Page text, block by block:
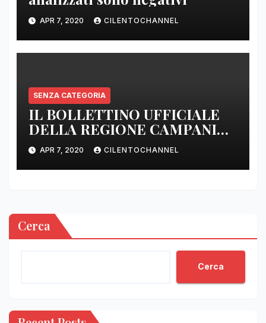
APR 7, 2020 CILENTOCHANNEL
SENZA CATEGORIA
IL BOLLETTINO UFFICIALE
DELLA REGIONE CAMPANIA
DELLE ORE 22.00
APR 7, 2020 CILENTOCHANNEL
Cerca
Cerca